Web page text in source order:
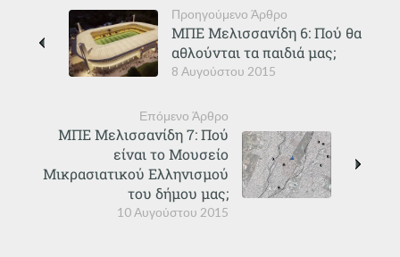
Προηγούμενο Άρθρο
8 Αυγούστου 2015
ΜΠΕ Μελισσανίδη 6: Πού θα
αθλούνται τα παιδιά μας;
Επόμενο Άρθρο
10 Αυγούστου 2015
ΜΠΕ Μελισσανίδη 7: Πού
είναι το Μουσείο
Μικρασιατικού Ελληνισμού
του δήμου μας;